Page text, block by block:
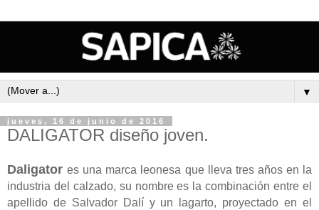
▼
jueves, 16 de junio de 2016
DALIGATOR diseño joven.
Daligatores una marca leonesa que lleva tres años en la
industria del calzado, su nombre es la combinación entre el
apellido de Salvador Dalí y un lagarto, proyectado en el